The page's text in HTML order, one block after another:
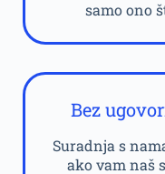
samo ono
Bez
Suradnja s
ako vam naš